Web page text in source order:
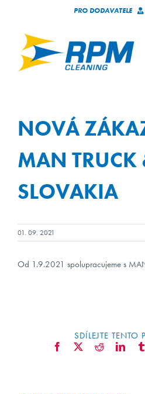
PRO DODAVATELE
NAŠI KLIENTI
KTO SME
KARIÉRA
NOVÁ
MAN TRUCK
SLOVAKIA
01. 09. 2021
Od 1.9.2021 spolupracujeme s
SDÍLEJTE TENTO
Facebook
X Reddit